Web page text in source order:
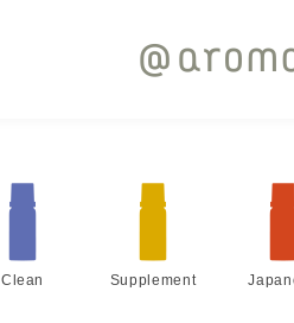
Clean Supplement